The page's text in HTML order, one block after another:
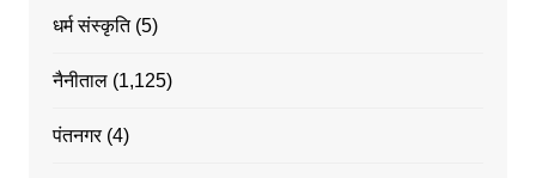
धर्म संस्कृति(5)
नैनीताल(1,125)
पंतनगर(4)